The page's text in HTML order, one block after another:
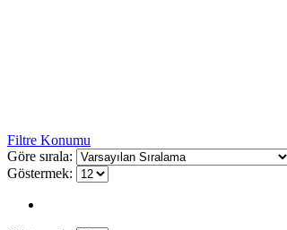
Filtre Konumu
Göre sırala:
Göstermek: